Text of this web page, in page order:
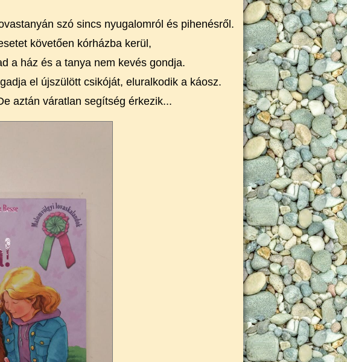
szó sincs nyugalomról és pihenésről.
követően kórházba kerül,
a ház és a tanya nem kevés gondja.
el újszülött csikóját, eluralkodik a káosz.
aztán váratlan segítség érkezik...